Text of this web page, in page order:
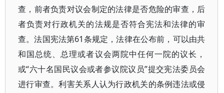
查，前者负责对议会制定的法律是否危险的审查，后
者负责对行政机关的法规是否符合宪法和法律的审
查。法国宪法第61条规定，法律在公布前，可以由共
和国总统、总理或者议会两院中任何一院的议长，
或“六十名国民议会或者参议院议员”提交宪法委员会
进行审查。利害关系人认为行政机关的条例违法或侵